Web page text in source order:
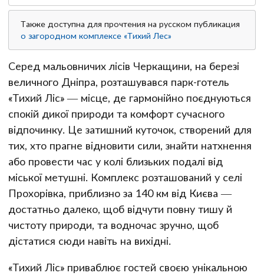
Также доступна для прочтения на русском публикация
о загородном комплексе «Тихий Лес»
Серед мальовничих лісів Черкащини, на березі
величного Дніпра, розташувався парк-готель
«Тихий Ліс» — місце, де гармонійно поєднуються
спокій дикої природи та комфорт сучасного
відпочинку. Це затишний куточок, створений для
тих, хто прагне відновити сили, знайти натхнення
або провести час у колі близьких подалі від
міської метушні. Комплекс розташований у селі
Прохорівка, приблизно за 140 км від Києва —
достатньо далеко, щоб відчути повну тишу й
чистоту природи, та водночас зручно, щоб
дістатися сюди навіть на вихідні.
«Тихий Ліс» приваблює гостей своєю унікальною